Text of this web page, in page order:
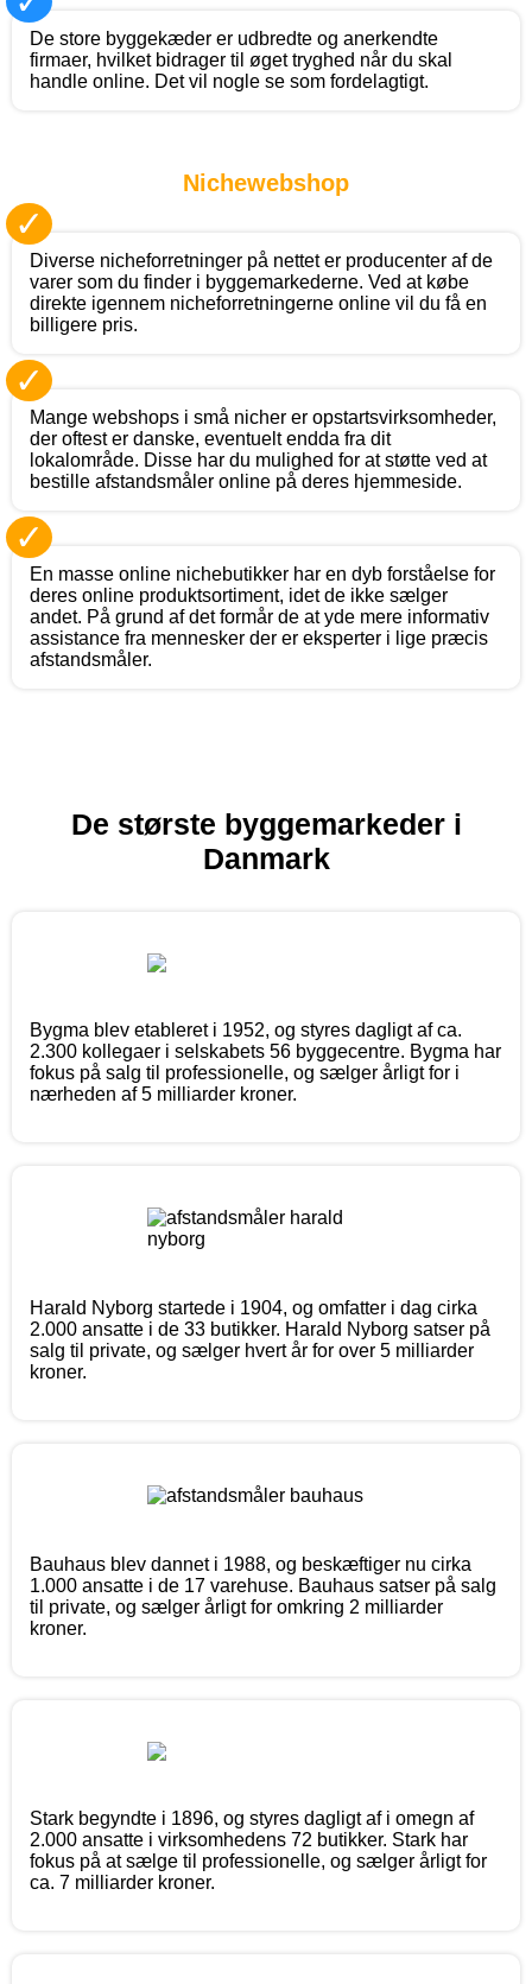
De store byggekæder er udbredte og anerkendte
firmaer, hvilket bidrager til øget tryghed når du skal
handle online. Det vil nogle se som fordelagtigt.
Nichewebshop
✓
Diverse nicheforretninger på nettet er producenter af de
varer som du finder i byggemarkederne. Ved at købe
direkte igennem nicheforretningerne online vil du få en
billigere pris.
✓
Mange webshops i små nicher er opstartsvirksomheder,
der oftest er danske, eventuelt endda fra dit
lokalområde. Disse har du mulighed for at støtte ved at
bestille afstandsmåler online på deres hjemmeside.
✓
En masse online nichebutikker har en dyb forståelse for
deres online produktsortiment, idet de ikke sælger
andet. På grund af det formår de at yde mere informativ
assistance fra mennesker der er eksperter i lige præcis
afstandsmåler.
De største byggemarkeder i
Danmark
Bygma blev etableret i 1952, og styres dagligt af ca.
2.300 kollegaer i selskabets 56 byggecentre. Bygma har
fokus på salg til professionelle, og sælger årligt for i
nærheden af 5 milliarder kroner.
Harald Nyborg startede i 1904, og omfatter i dag cirka
2.000 ansatte i de 33 butikker. Harald Nyborg satser på
salg til private, og sælger hvert år for over 5 milliarder
kroner.
Bauhaus blev dannet i 1988, og beskæftiger nu cirka
1.000 ansatte i de 17 varehuse. Bauhaus satser på salg
til private, og sælger årligt for omkring 2 milliarder
kroner.
Stark begyndte i 1896, og styres dagligt af i omegn af
2.000 ansatte i virksomhedens 72 butikker. Stark har
fokus på at sælge til professionelle, og sælger årligt for
ca. 7 milliarder kroner.